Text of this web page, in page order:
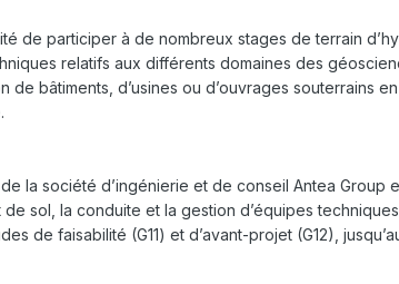
de participer à de nombreux stages de terrain
relatifs aux différents domaines des
de bâtiments, d’usines ou d’ouvrages souterrains
la société d’ingénierie et de conseil Antea
sol, la conduite et la gestion d’équipes
de faisabilité (G11) et d’avant-projet (G12),